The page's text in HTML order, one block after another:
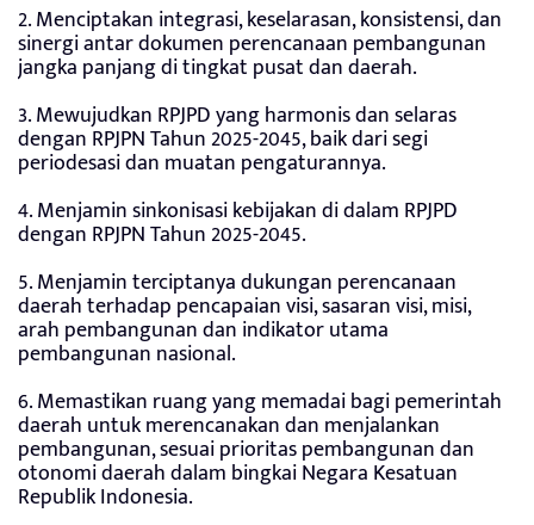
2. Menciptakan integrasi, keselarasan, konsistensi, dan
sinergi antar dokumen perencanaan pembangunan
jangka panjang di tingkat pusat dan daerah.
3. Mewujudkan RPJPD yang harmonis dan selaras
dengan RPJPN Tahun 2025-2045, baik dari segi
periodesasi dan muatan pengaturannya.
4. Menjamin sinkonisasi kebijakan di dalam RPJPD
dengan RPJPN Tahun 2025-2045.
5. Menjamin terciptanya dukungan perencanaan
daerah terhadap pencapaian visi, sasaran visi, misi,
arah pembangunan dan indikator utama
pembangunan nasional.
6. Memastikan ruang yang memadai bagi pemerintah
daerah untuk merencanakan dan menjalankan
pembangunan, sesuai prioritas pembangunan dan
otonomi daerah dalam bingkai Negara Kesatuan
Republik Indonesia.